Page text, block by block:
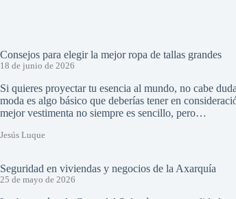
Consejos para elegir la mejor ropa de tallas grandes
18 de junio de 2026
Si quieres proyectar tu esencia al mundo, no cabe
moda es algo básico que deberías tener en
mejor vestimenta no siempre es sencillo, pero…
Jesús Luque
Seguridad en viviendas y negocios de la Axarquía
25 de mayo de 2026